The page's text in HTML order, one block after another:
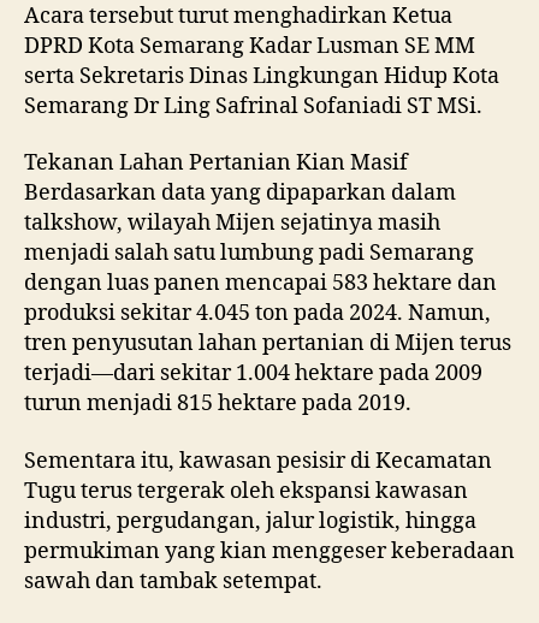
Acara tersebut turut menghadirkan Ketua
DPRD Kota Semarang Kadar Lusman SE MM
serta Sekretaris Dinas Lingkungan Hidup Kota
Semarang Dr Ling Safrinal Sofaniadi ST MSi.
Tekanan Lahan Pertanian Kian Masif
Berdasarkan data yang dipaparkan dalam
talkshow, wilayah Mijen sejatinya masih
menjadi salah satu lumbung padi Semarang
dengan luas panen mencapai 583 hektare dan
produksi sekitar 4.045 ton pada 2024. Namun,
tren penyusutan lahan pertanian di Mijen terus
terjadi—dari sekitar 1.004 hektare pada 2009
turun menjadi 815 hektare pada 2019.
Sementara itu, kawasan pesisir di Kecamatan
Tugu terus tergerak oleh ekspansi kawasan
industri, pergudangan, jalur logistik, hingga
permukiman yang kian menggeser keberadaan
sawah dan tambak setempat.